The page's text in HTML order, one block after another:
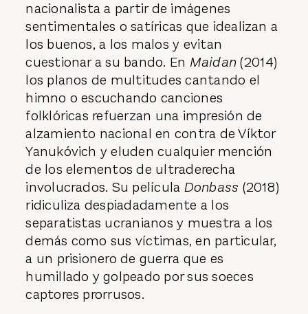
nacionalista a partir de imágenes
sentimentales o satíricas que idealizan a
los buenos, a los malos y evitan
cuestionar a su bando. En Maidan(2014)
los planos de multitudes cantando el
himno o escuchando canciones
folklóricas refuerzan una impresión de
alzamiento nacional en contra de Víktor
Yanukóvich y eluden cualquier mención
de los elementos de ultraderecha
involucrados. Su película Donbass (2018)
ridiculiza despiadadamente a los
separatistas ucranianos y muestra a los
demás como sus víctimas, en particular,
a un prisionero de guerra que es
humillado y golpeado por sus soeces
captores prorrusos.